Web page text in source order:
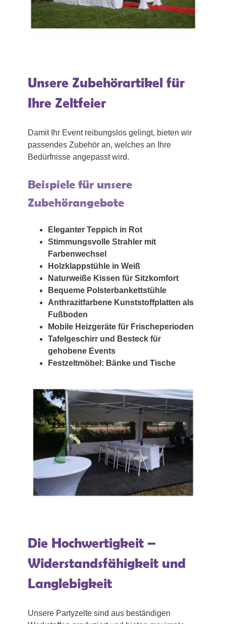
Unsere Zubehörartikel für
Ihre Zeltfeier
Damit Ihr Event reibungslos gelingt, bieten wir
passendes Zubehör an, welches an Ihre
Bedürfnisse angepasst wird.
Beispiele für unsere
Zubehörangebote
Eleganter Teppich in Rot
Stimmungsvolle Strahler mit
Farbenwechsel
Holzklappstühle in Weiß
Naturweiße Kissen für Sitzkomfort
Bequeme Polsterbankettstühle
Anthrazitfarbene Kunststoffplatten als
Fußboden
Mobile Heizgeräte für Frischeperioden
Tafelgeschirr und Besteck für
gehobene Events
Festzeltmöbel: Bänke und Tische
Die Hochwertigkeit –
Widerstandsfähigkeit und
Langlebigkeit
Unsere Partyzelte sind aus beständigen